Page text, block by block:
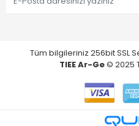
Tüm bilgileriniz 256bit SSL
TIEE Ar-Ge© 2025